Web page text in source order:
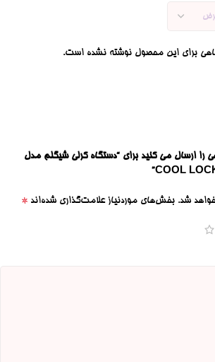
برای این محصول نوشته نشده است.
را ارسال می کنید برای “دستگاه کرلی شیگلم مدل
COOL
شد. بخش‌های موردنیاز علامت‌گذاری شده‌اند *